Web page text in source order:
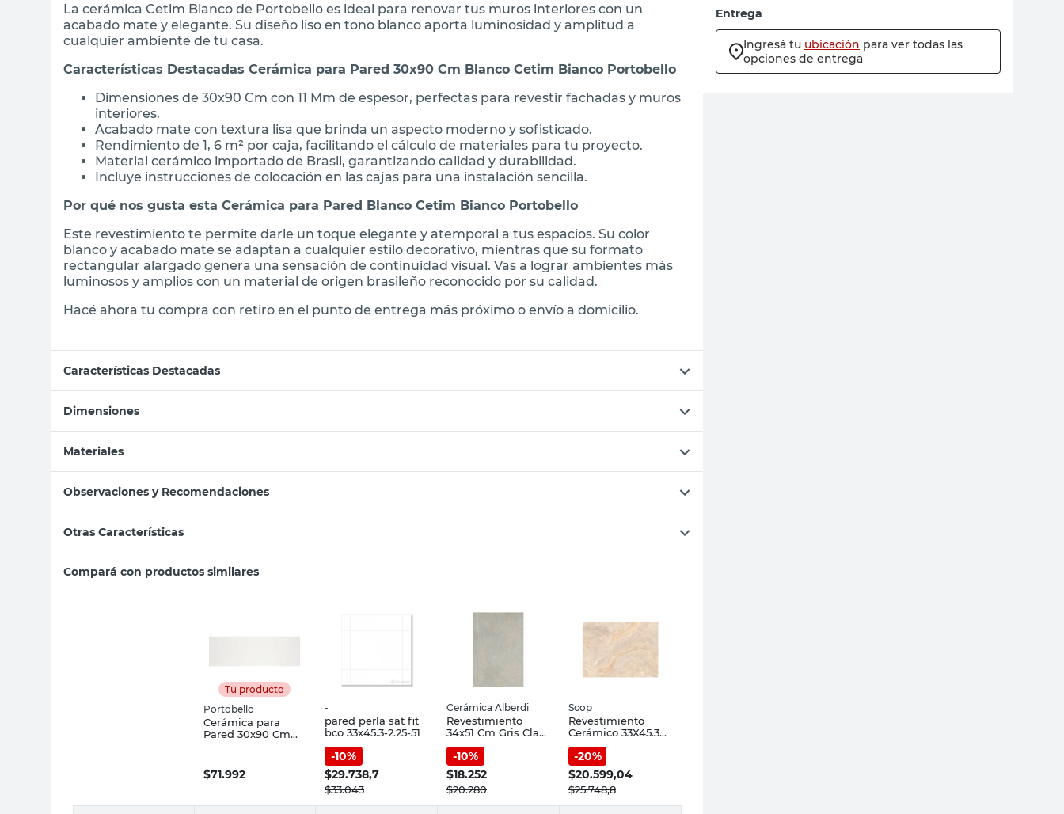
La cerámica Cetim Bianco de Portobello es ideal para renovar tus muros interiores con un
acabado mate y elegante. Su diseño liso en tono blanco aporta luminosidad y amplitud a
cualquier ambiente de tu casa.
Características Destacadas Cerámica para Pared 30x90 Cm Blanco Cetim Bianco Portobello
Dimensiones de 30x90 Cm con 11 Mm de espesor, perfectas para revestir fachadas y muros
interiores.
Acabado mate con textura lisa que brinda un aspecto moderno y sofisticado.
Rendimiento de 1, 6 m² por caja, facilitando el cálculo de materiales para tu proyecto.
Material cerámico importado de Brasil, garantizando calidad y durabilidad.
Incluye instrucciones de colocación en las cajas para una instalación sencilla.
Por qué nos gusta esta Cerámica para Pared Blanco Cetim Bianco Portobello
Este revestimiento te permite darle un toque elegante y atemporal a tus espacios. Su color
blanco y acabado mate se adaptan a cualquier estilo decorativo, mientras que su formato
rectangular alargado genera una sensación de continuidad visual. Vas a lograr ambientes más
luminosos y amplios con un material de origen brasileño reconocido por su calidad.
Hacé ahora tu compra con retiro en el punto de entrega más próximo o envío a domicilio.
Características Destacadas
Dimensiones
Materiales
Observaciones y Recomendaciones
Otras Características
Compará con productos similares
Tu producto
Portobello
Cerámica para
Pared 30x90 Cm
$71.992
-
pared perla sat fit
bco 33x45.3-2.25-51
-10%
$29.738,7
$33.043
Cerámica Alberdi
Revestimiento
34x51 Cm Gris Claro
Cerámica Alberdi
-10%
$18.252
$20.280
Scop
Revestimiento
Cerámico 33X45.3
Cm Marmolado
Brillante Scop
-20%
$20.599,04
$25.748,8
Entrega
Ingresá tu ubicación para ver todas las
opciones de entrega